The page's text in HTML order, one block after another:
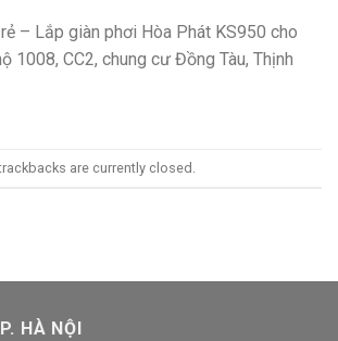
– Lắp giàn phơi Hòa Phát KS950 cho
1008, CC2, chung cư Đồng Tàu, Thịnh
are currently closed.
HÀ NỘI